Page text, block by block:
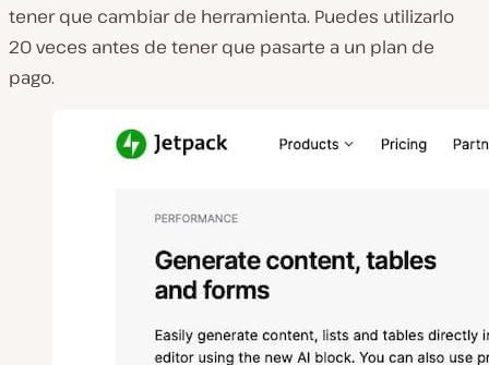
tener que cambiar de herramienta. Puedes utilizarlo
20 veces antes de tener que pasarte a un plan de
pago.